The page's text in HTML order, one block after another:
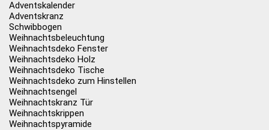
Adventskalender
Adventskranz
Schwibbogen
Weihnachtsbeleuchtung
Weihnachtsdeko Fenster
Weihnachtsdeko Holz
Weihnachtsdeko Tische
Weihnachtsdeko zum Hinstellen
Weihnachtsengel
Weihnachtskranz Tür
Weihnachtskrippen
Weihnachtspyramide